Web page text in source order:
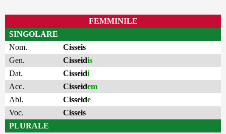
FEMMINILE
SINGOLARE
Nom.
Cisseis
Gen.
Cisseidis
Dat.
Cisseidi
Acc.
Cisseidem
Abl.
Cisseide
Voc.
Cisseis
PLURALE